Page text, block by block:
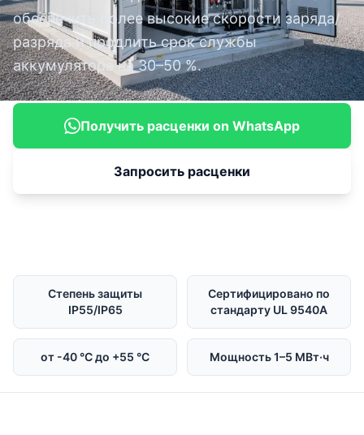
обеспечить более высокие скорости заряда/
разряда и продлить срок службы
аккумулятора на 30–50 %.
Получить расценки on WhatsApp
Запросить расценки
Степень защиты
IP55/IP65
Сертифицировано по
стандарту UL 9540A
от -40 °C до +55 °C Мощность 1–5 МВт·ч